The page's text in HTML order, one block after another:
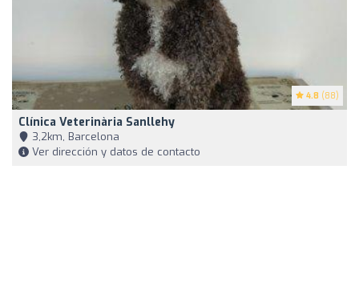
4.8 (88)
Clínica Veterinària Sanllehy
3,2km, Barcelona
Ver dirección y datos de contacto